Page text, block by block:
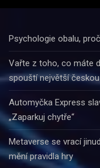
r
h
Psychologie obalu,
Vařte z toho, co máte
spouští největší
Automyčka Express
„Zaparkuj chytře“
Metaverse se vrací
mění pravidla hry